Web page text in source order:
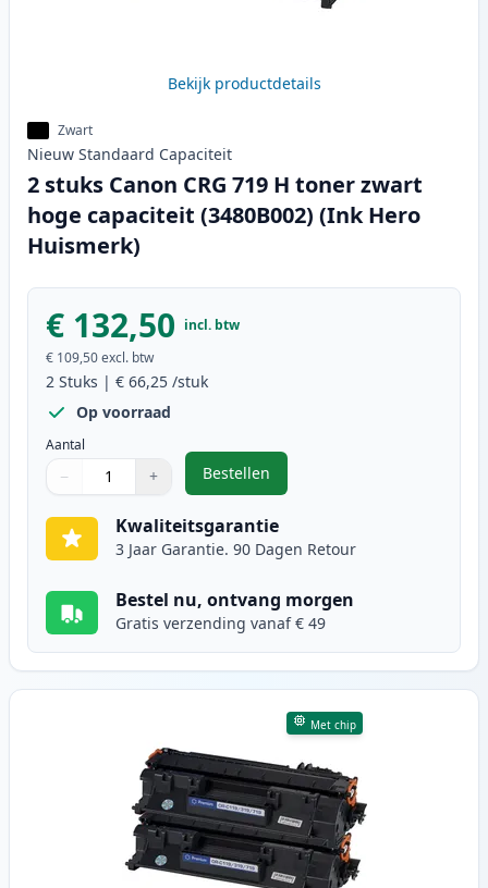
Bekijk productdetails
Zwart
Nieuw Standaard Capaciteit
2 stuks Canon CRG 719 H toner zwart
hoge capaciteit (3480B002) (Ink Hero
Huismerk)
€ 132,50 incl. btw
€ 109,50excl. btw
2 Stuks | € 66,25 /stuk
Op voorraad
Aantal
Gebruik de knoppen om aan te passen
− +
1
Bestellen
,2 stuks Canon CRG 719 H toner
Kwaliteitsgarantie
3 Jaar Garantie. 90 Dagen Retour
Bestel nu, ontvang morgen
Gratis verzending vanaf € 49
Met chip